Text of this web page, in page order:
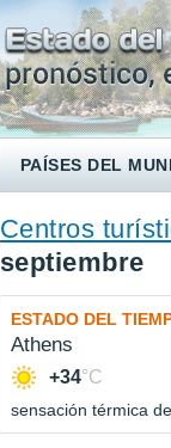
PAÍSES DEL
ENCONTRAR UN
Centros
septiembre
ESTADO DEL
Athens
+34°C
sensación térmica